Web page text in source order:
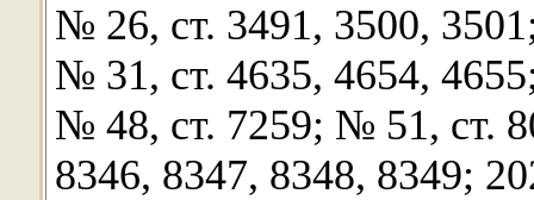
№ 26, ст. 3491, 3500,
№ 31, ст. 4635, 4654,
№ 48, ст. 7259; № 51, ст.
8346, 8347, 8348, 8349;